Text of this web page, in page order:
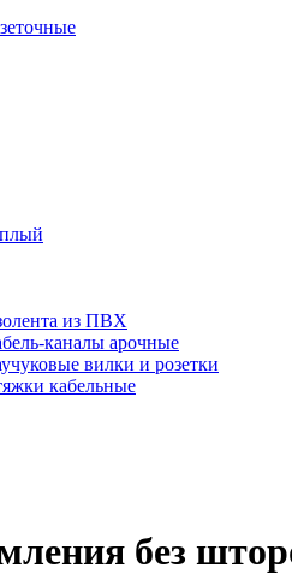
из ПВХ
каналы арочные
вилки и розетки
кабельные
без